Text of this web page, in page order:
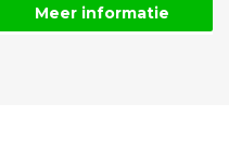
Meer informatie